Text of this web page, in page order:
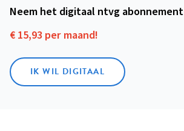
Neem het digitaal ntvg abonnement
€ 15,93 per maand!
IK WIL DIGITAAL